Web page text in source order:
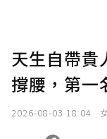
天生自帶貴
撐腰，第一
2026-08-03 18:04